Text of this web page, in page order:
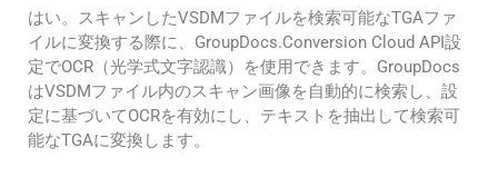
はい。スキャンしたVSDMファイルを検索可能なTGAファ
イルに変換する際に、GroupDocs.Conversion Cloud API設
定でOCR（光学式文字認識）を使用できます。GroupDocs
はVSDMファイル内のスキャン画像を自動的に検索し、設
定に基づいてOCRを有効にし、テキストを抽出して検索可
能なTGAに変換します。